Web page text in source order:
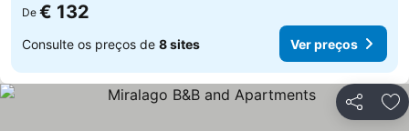
De € 132
Consulte os preços de 8 sites Ver preços
Partilhar